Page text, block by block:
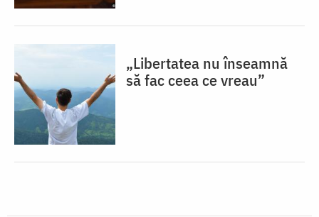
„Libertatea nu înseamnă
să fac ceea ce vreau”